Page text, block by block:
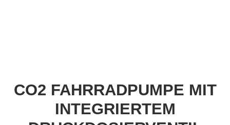
CO2 FAHRRADPUMPE MIT
INTEGRIERTEM